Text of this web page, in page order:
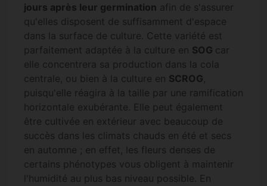
jours après leur germination afin de s'assurer
qu'elles disposent de suffisamment d'espace
dans la surface de culture. Cette variété est
parfaitement adaptée à la culture en SOG car
elle concentrera sa production dans la cola
centrale, ou bien à la culture en SCROG,
puisqu'elle réagira à la taille par une ramification
horizontale exubérante. Elle peut également
être cultivée en extérieur avec beaucoup de
succès dans les climats chauds en été et secs
en automne ; en effet, les fleurs denses de
certains phénotypes vous obligent à maintenir
l'humidité au plus bas niveau possible. En